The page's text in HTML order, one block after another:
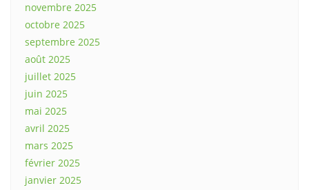
novembre 2025
octobre 2025
septembre 2025
août 2025
juillet 2025
juin 2025
mai 2025
avril 2025
mars 2025
février 2025
janvier 2025